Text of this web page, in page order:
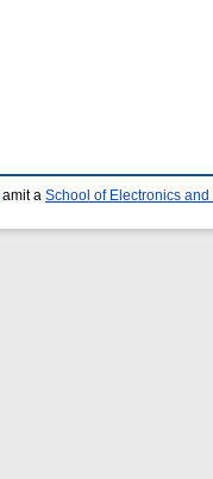
amit a School of Electronics